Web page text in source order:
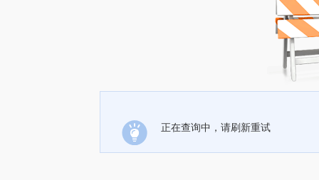
正在查询中，请刷新重试